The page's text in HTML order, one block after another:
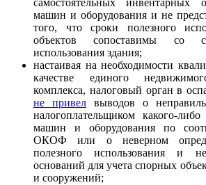
самостоятельных инвентарных
машин и оборудования и не
того, что сроки полезного
объектов сопоставимы со
использования здания;
настаивая на необходимости
качестве единого
комплекса, налоговый орган в
не привел выводов о
налогоплательщиком какого-
машин и оборудования по
ОКОФ или о неверном
полезного использования и
оснований для учета спорных
и сооружений;